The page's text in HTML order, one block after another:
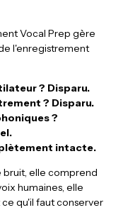
Vocal Prep gère
l'enregistrement
? Disparu.
? Disparu.
?
intacte.
bruit, elle comprend
humaines, elle
qu'il faut conserver